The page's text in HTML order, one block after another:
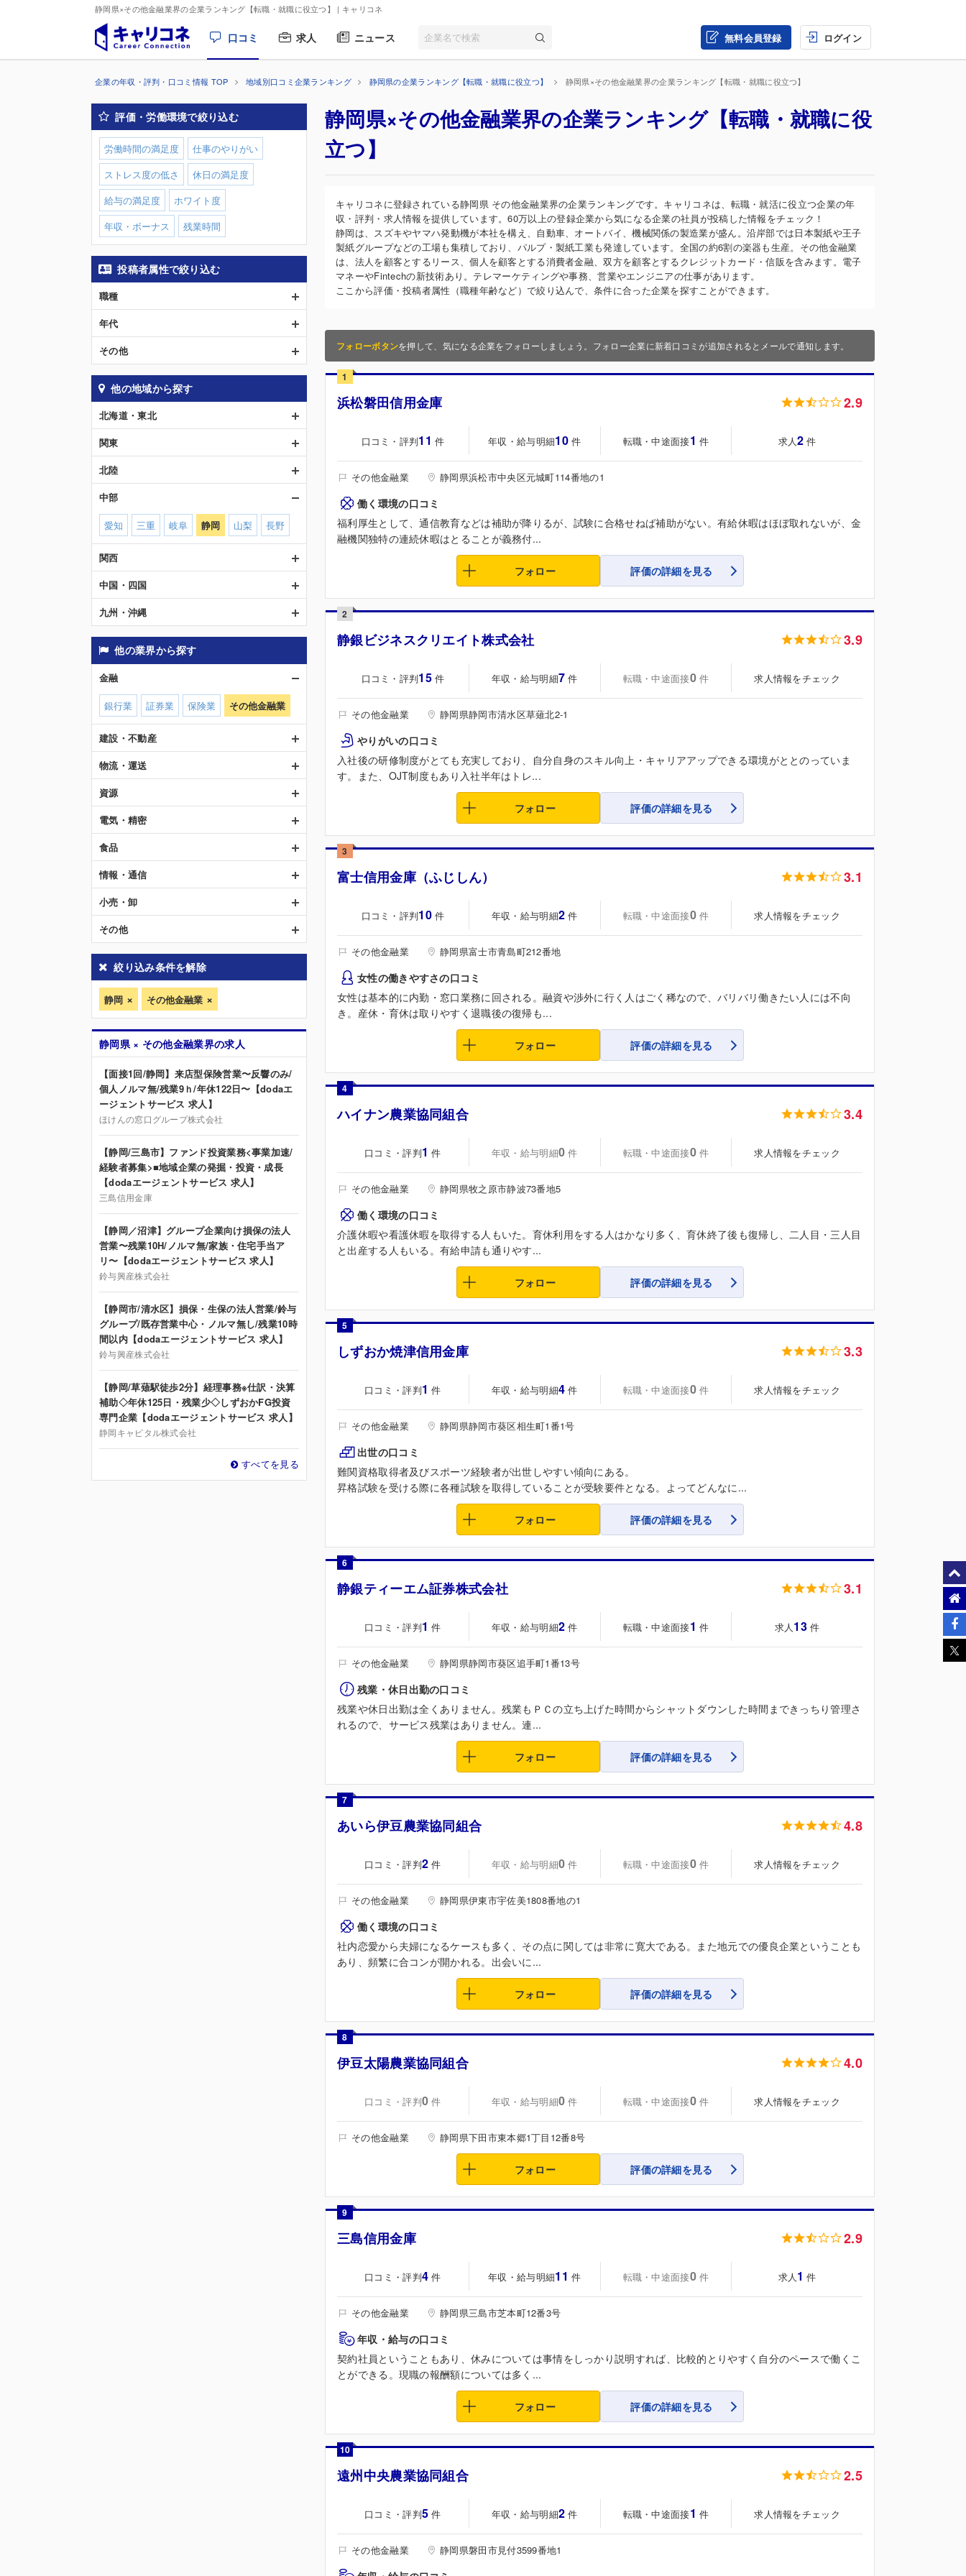
静岡県×その他金融業界の企業ランキング【転職・就職に役立つ】 | キャリコネ
口コミ 求人 ニュース 無料会員登録 ログイン
企業の年収・評判・口コミ情報 TOP 地域別口コミ企業ランキング 静岡県の企業ランキング【転職・就職に役立つ】 静岡県×その他金融業界の企業ランキング【転職・就職に役立つ】
静岡県×その他金融業界の企業ランキング【転職・就職に役
立つ】
キャリコネに登録されている静岡県 その他金融業界の企業ランキングです。キャリコネは、転職・就活に役立つ企業の年
収・評判・求人情報を提供しています。60万以上の登録企業から気になる企業の社員が投稿した情報をチェック！
静岡は、スズキやヤマハ発動機が本社を構え、自動車、オートバイ、機械関係の製造業が盛ん。沿岸部では日本製紙や王子
製紙グループなどの工場も集積しており、パルプ・製紙工業も発達しています。全国の約6割の楽器も生産。その他金融業
は、法人を顧客とするリース、個人を顧客とする消費者金融、双方を顧客とするクレジットカード・信販を含みます。電子
マネーやFintechの新技術あり。テレマーケティングや事務、営業やエンジニアの仕事があります。
ここから評価・投稿者属性（職種年齢など）で絞り込んで、条件に合った企業を探すことができます。
フォローボタンを押して、気になる企業をフォローしましょう。フォロー企業に新着口コミが追加されるとメールで通知します。
1
浜松磐田信用金庫 2.9
口コミ・評判11 件 年収・給与明細10 件 転職・中途面接1 件 求人2 件
その他金融業 静岡県浜松市中央区元城町114番地の1
働く環境の口コミ
福利厚生として、通信教育などは補助が降りるが、試験に合格せねば補助がない。有給休暇はほぼ取れないが、金
融機関独特の連続休暇はとることが義務付...
フォロー 評価の詳細を見る
2
静銀ビジネスクリエイト株式会社 3.9
口コミ・評判15 件 年収・給与明細7 件 転職・中途面接0 件 求人情報をチェック
その他金融業 静岡県静岡市清水区草薙北2-1
やりがいの口コミ
入社後の研修制度がとても充実しており、自分自身のスキル向上・キャリアアップできる環境がととのっていま
す。また、OJT制度もあり入社半年はトレ...
フォロー 評価の詳細を見る
3
富士信用金庫（ふじしん） 3.1
口コミ・評判10 件 年収・給与明細2 件 転職・中途面接0 件 求人情報をチェック
その他金融業 静岡県富士市青島町212番地
女性の働きやすさの口コミ
女性は基本的に内勤・窓口業務に回される。融資や渉外に行く人はごく稀なので、バリバリ働きたい人には不向
き。産休・育休は取りやすく退職後の復帰も...
フォロー 評価の詳細を見る
4
ハイナン農業協同組合 3.4
口コミ・評判1 件 年収・給与明細0 件 転職・中途面接0 件 求人情報をチェック
その他金融業 静岡県牧之原市静波73番地5
働く環境の口コミ
介護休暇や看護休暇を取得する人もいた。育休利用をする人はかなり多く、育休終了後も復帰し、二人目・三人目
と出産する人もいる。有給申請も通りやす...
フォロー 評価の詳細を見る
5
しずおか焼津信用金庫 3.3
口コミ・評判1 件 年収・給与明細4 件 転職・中途面接0 件 求人情報をチェック
その他金融業 静岡県静岡市葵区相生町1番1号
出世の口コミ
難関資格取得者及びスポーツ経験者が出世しやすい傾向にある。
昇格試験を受ける際に各種試験を取得していることが受験要件となる。よってどんなに...
フォロー 評価の詳細を見る
6
静銀ティーエム証券株式会社 3.1
口コミ・評判1 件 年収・給与明細2 件 転職・中途面接1 件 求人 13 件
その他金融業 静岡県静岡市葵区追手町1番13号
残業・休日出勤の口コミ
残業や休日出勤は全くありません。残業もＰＣの立ち上げた時間からシャットダウンした時間まできっちり管理さ
れるので、サービス残業はありません。連...
フォロー 評価の詳細を見る
7
あいら伊豆農業協同組合 4.8
口コミ・評判2 件 年収・給与明細0 件 転職・中途面接0 件 求人情報をチェック
その他金融業 静岡県伊東市宇佐美1808番地の1
働く環境の口コミ
社内恋愛から夫婦になるケースも多く、その点に関しては非常に寛大である。また地元での優良企業ということも
あり、頻繁に合コンが開かれる。出会いに...
フォロー 評価の詳細を見る
8
伊豆太陽農業協同組合 4.0
口コミ・評判0 件 年収・給与明細0 件 転職・中途面接0 件 求人情報をチェック
その他金融業 静岡県下田市東本郷1丁目12番8号
フォロー 評価の詳細を見る
9
三島信用金庫 2.9
口コミ・評判4 件 年収・給与明細11 件 転職・中途面接0 件 求人 1 件
その他金融業 静岡県三島市芝本町12番3号
年収・給与の口コミ
契約社員ということもあり、休みについては事情をしっかり説明すれば、比較的とりやすく自分のペースで働くこ
とができる。現職の報酬額については多く...
フォロー 評価の詳細を見る
10
遠州中央農業協同組合 2.5
口コミ・評判5 件 年収・給与明細2 件 転職・中途面接1 件 求人情報をチェック
その他金融業 静岡県磐田市見付3599番地1
評価・労働環境で絞り込む
労働時間の満足度
仕事のやりがい
ストレス度の低さ
休日の満足度
給与の満足度
ホワイト度
年収・ボーナス
残業時間
投稿者属性で絞り込む
職種
年代
その他
他の地域から探す
北海道・東北
関東
北陸
中部
愛知 三重 岐阜 静岡 山梨 長野
関西
中国・四国
九州・沖縄
他の業界から探す
金融
銀行業 証券業 保険業 その他金融業
建設・不動産
物流・運送
資源
電気・精密
食品
情報・通信
小売・卸
その他
絞り込み条件を解除
静岡 その他金融業
静岡県 × その他金融業界の求人
【面接1回/静岡】来店型保険営業〜反響のみ/
個人ノルマ無/残業9ｈ/年休122日〜【dodaエ
ージェントサービス 求人】
ほけんの窓口グループ株式会社
【静岡/三島市】ファンド投資業務<事業加速/
経験者募集>■地域企業の発掘・投資・成長
【dodaエージェントサービス 求人】
三島信用金庫
【静岡／沼津】グループ企業向け損保の法人
営業〜残業10H/ノルマ無/家族・住宅手当ア
リ〜【dodaエージェントサービス 求人】
鈴与興産株式会社
【静岡市/清水区】損保・生保の法人営業/鈴与
グループ/既存営業中心・ノルマ無し/残業10時
間以内【dodaエージェントサービス 求人】
鈴与興産株式会社
【静岡/草薙駅徒歩2分】経理事務※仕訳・決算
補助◇年休125日・残業少◇しずおかFG投資
専門企業【dodaエージェントサービス 求人】
静岡キャピタル株式会社
すべてを見る